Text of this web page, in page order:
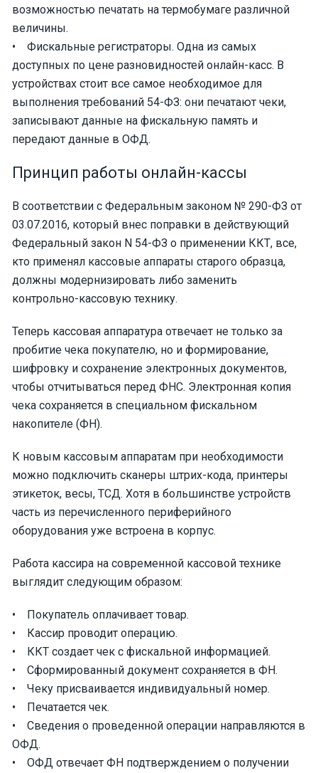
возможностью печатать на термобумаге различной
величины.
• Фискальные регистраторы. Одна из самых
доступных по цене разновидностей онлайн-касс. В
устройствах стоит все самое необходимое для
выполнения требований 54-ФЗ: они печатают чеки,
записывают данные на фискальную память и
передают данные в ОФД.
Принцип работы онлайн-кассы
В соответствии с Федеральным законом № 290-ФЗ от
03.07.2016, который внес поправки в действующий
Федеральный закон N 54-ФЗ о применении ККТ, все,
кто применял кассовые аппараты старого образца,
должны модернизировать либо заменить
контрольно-кассовую технику.
Теперь кассовая аппаратура отвечает не только за
пробитие чека покупателю, но и формирование,
шифровку и сохранение электронных документов,
чтобы отчитываться перед ФНС. Электронная копия
чека сохраняется в специальном фискальном
накопителе (ФН).
К новым кассовым аппаратам при необходимости
можно подключить сканеры штрих-кода, принтеры
этикеток, весы, ТСД. Хотя в большинстве устройств
часть из перечисленного периферийного
оборудования уже встроена в корпус.
Работа кассира на современной кассовой технике
выглядит следующим образом:
• Покупатель оплачивает товар.
• Кассир проводит операцию.
• ККТ создает чек с фискальной информацией.
• Сформированный документ сохраняется в ФН.
• Чеку присваивается индивидуальный номер.
• Печатается чек.
• Сведения о проведенной операции направляются в
ОФД.
• ОФД отвечает ФН подтверждением о получении